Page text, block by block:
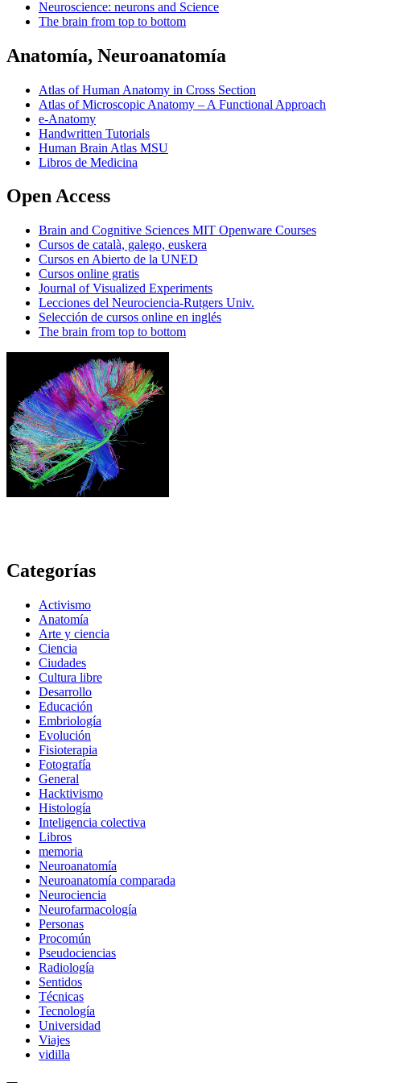
Neuroscience: neurons and Science
The brain from top to bottom
Anatomía, Neuroanatomía
Atlas of Human Anatomy in Cross Section
Atlas of Microscopic Anatomy – A Functional Approach
e-Anatomy
Handwritten Tutorials
Human Brain Atlas MSU
Libros de Medicina
Open Access
Brain and Cognitive Sciences MIT Openware Courses
Cursos de català, galego, euskera
Cursos en Abierto de la UNED
Cursos online gratis
Journal of Visualized Experiments
Lecciones del Neurociencia-Rutgers Univ.
Selección de cursos online en inglés
The brain from top to bottom
Categorías
Activismo
Anatomía
Arte y ciencia
Ciencia
Ciudades
Cultura libre
Desarrollo
Educación
Embriología
Evolución
Fisioterapia
Fotografía
General
Hacktivismo
Histología
Inteligencia colectiva
Libros
memoria
Neuroanatomía
Neuroanatomía comparada
Neurociencia
Neurofarmacología
Personas
Procomún
Pseudociencias
Radiología
Sentidos
Técnicas
Tecnología
Universidad
Viajes
vidilla